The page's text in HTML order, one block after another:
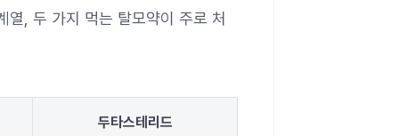
열, 두 가지 먹는 탈모약이 주로 처
두타스테리드